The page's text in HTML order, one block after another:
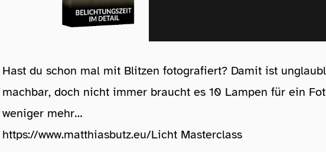
Hast du schon mal mit Blitzen fotografiert? Damit ist
machbar, doch nicht immer braucht es 10 Lampen für ein
weniger mehr…
https://www.matthiasbutz.eu/Licht Masterclass